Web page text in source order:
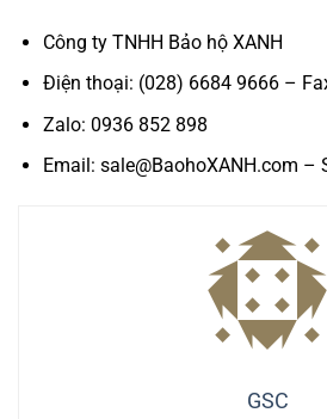
Công ty TNHH Bảo hộ XANH
Điện thoại: (028) 6684 9666 –
Zalo: 0936 852 898
Email: sale@BaohoXANH.com –
GSC